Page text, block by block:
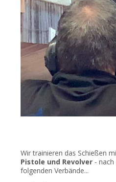
Wir trainieren das Schießen
Pistole und Revolver -
folgenden Verbände...